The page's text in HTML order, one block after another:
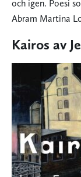
och igen. Poesi
Abram Martina
Kairos av